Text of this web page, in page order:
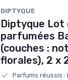
DIPTYQUE
Diptyque Lot
parfumées
(couches :
florales), 2 x
Parfums réussis